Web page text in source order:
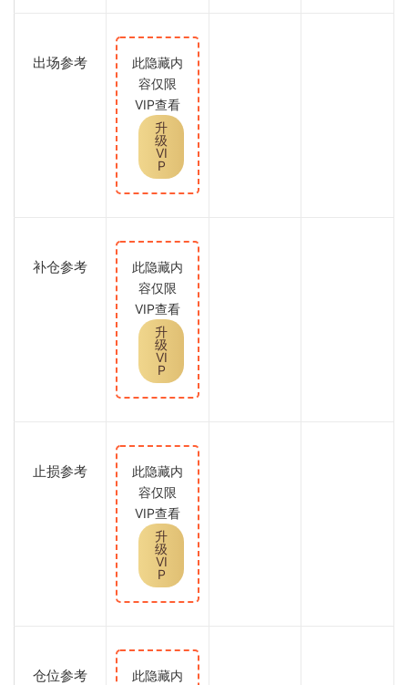
出场参考
此隐藏内
容仅限
VIP查看
升
级
VI
P
补仓参考
此隐藏内
容仅限
VIP查看
升
级
VI
P
止损参考
此隐藏内
容仅限
VIP查看
升
级
VI
P
仓位参考
此隐藏内